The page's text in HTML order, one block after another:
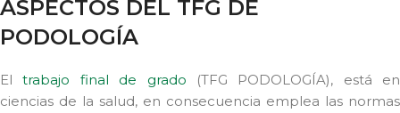
ASPECTOS DEL TFG DE
PODOLOGÍA
Eltrabajo final de grado (TFG PODOLOGÍA), está en
ciencias de la salud, en consecuencia emplea las normas